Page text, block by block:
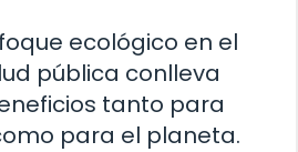
ecológico en el
pública conlleva
tanto para
para el planeta.